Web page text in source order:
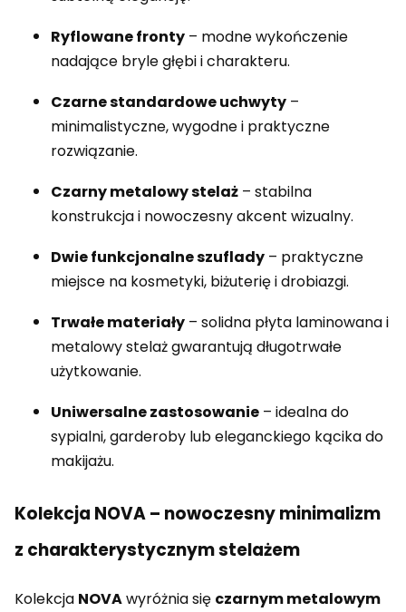
Ryflowane fronty – modne wykończenie
nadające bryle głębi i charakteru.
Czarne standardowe uchwyty –
minimalistyczne, wygodne i praktyczne
rozwiązanie.
Czarny metalowy stelaż – stabilna
konstrukcja i nowoczesny akcent wizualny.
Dwie funkcjonalne szuflady – praktyczne
miejsce na kosmetyki, biżuterię i drobiazgi.
Trwałe materiały – solidna płyta laminowana i
metalowy stelaż gwarantują długotrwałe
użytkowanie.
Uniwersalne zastosowanie – idealna do
sypialni, garderoby lub eleganckiego kącika do
makijażu.
Kolekcja NOVA – nowoczesny minimalizm
z charakterystycznym stelażem
Kolekcja NOVAwyróżnia się czarnym metalowym